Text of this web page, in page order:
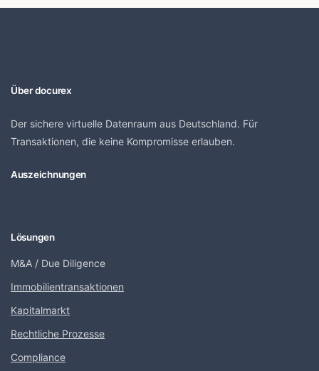
Über docurex
Der sichere virtuelle Datenraum aus Deutschland. Für
Transaktionen, die keine Kompromisse erlauben.
Auszeichnungen
Lösungen
M&A / Due Diligence
Immobilientransaktionen
Kapitalmarkt
Rechtliche Prozesse
Compliance